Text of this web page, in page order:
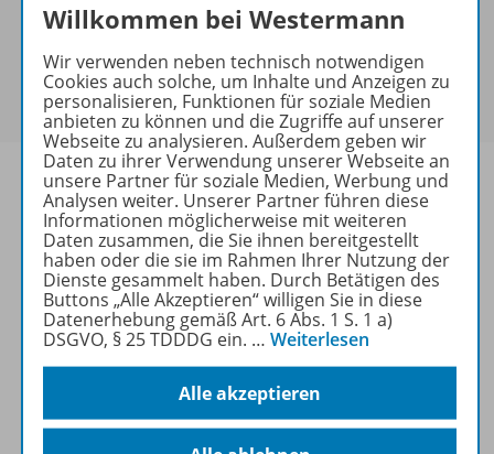
keine Sonderkonditionen gewährt werden.
Sie haben ein passendes
Spar-Paket
Um den für Sie gültigen Preis zu sehen,melden Sie
sich bitte an.
Informationen
Weitere Inhalte der Ausgabe
Spar-Pakete
Willkommen bei Westermann
Wir verwenden neben technisch notwendigen
Cookies auch solche, um Inhalte und Anzeigen zu
personalisieren, Funktionen für soziale Medien
anbieten zu können und die Zugriffe auf unserer
Webseite zu analysieren. Außerdem geben wir
Daten zu ihrer Verwendung unserer Webseite an
unsere Partner für soziale Medien, Werbung und
Analysen weiter. Unserer Partner führen diese
Informationen möglicherweise mit weiteren
Daten zusammen, die Sie ihnen bereitgestellt
haben oder die sie im Rahmen Ihrer Nutzung der
Dienste gesammelt haben. Durch Betätigen des
Buttons „Alle Akzeptieren“ willigen Sie in diese
Datenerhebung gemäß Art. 6 Abs. 1 S. 1 a)
DSGVO, § 25 TDDDG ein. … Weiterlesen
Alle akzeptieren